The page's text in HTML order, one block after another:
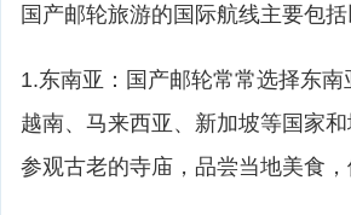
国产邮轮旅游的国际航线主要包括
1.东南亚：国产邮轮常常选择东
越南、马来西亚、新加坡等国家
参观古老的寺庙，品尝当地美食，